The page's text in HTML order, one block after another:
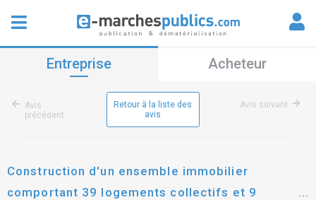
Entreprise Acheteur
Avis
précédent
Retour à la liste des
avis
Avis suivant
Construction d'un ensemble immobilier
comportant 39 logements collectifs et 9